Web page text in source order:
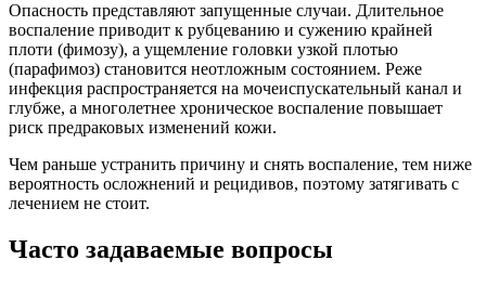
Опасность представляют запущенные случаи. Длительное
воспаление приводит к рубцеванию и сужению крайней
плоти (фимозу), а ущемление головки узкой плотью
(парафимоз) становится неотложным состоянием. Реже
инфекция распространяется на мочеиспускательный канал и
глубже, а многолетнее хроническое воспаление повышает
риск предраковых изменений кожи.
Чем раньше устранить причину и снять воспаление, тем ниже
вероятность осложнений и рецидивов, поэтому затягивать с
лечением не стоит.
Часто задаваемые вопросы